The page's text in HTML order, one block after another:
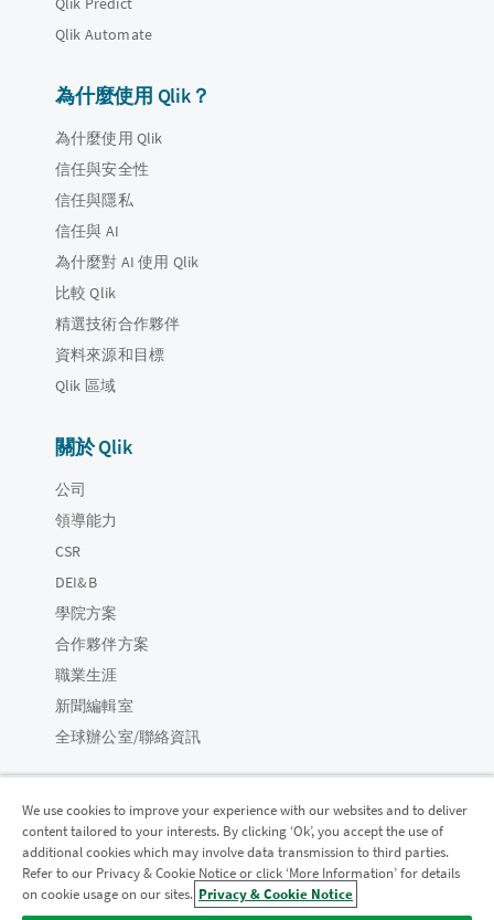
Qlik Automate
為什麼使用 Qlik？
為什麼使用 Qlik
信任與安全性
信任與隱私
信任與 AI
為什麼對 AI 使用 Qlik
比較 Qlik
精選技術合作夥伴
資料來源和目標
Qlik 區域
關於 Qlik
公司
領導能力
CSR
DEI&B
學院方案
合作夥伴方案
職業生涯
新聞編輯室
全球辦公室/聯絡資訊
Qlik 社群
法律合約 產品條款 Legal Policies 法律條規
We use cookies to improve your experience with our websites and to deliver
content tailored to your interests. By clicking ‘Ok’, you accept the use of
additional cookies which may involve data transmission to third parties.
Refer to our Privacy & Cookie Notice or click ‘More Information’ for details
on cookie usage on our sites. Privacy & Cookie Notice